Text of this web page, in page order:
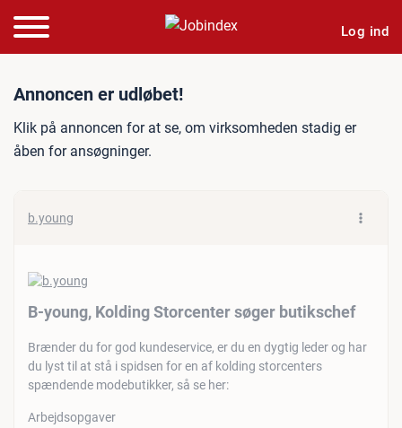
Log ind
Jobannonce: B-young,
Annoncen er udløbet!
Klik på annoncen for at se, om virksomheden stadig er
åben for ansøgninger.
b.young
B-young, Kolding Storcenter søger butikschef
Brænder du for god kundeservice, er du en dygtig leder og har
du lyst til at stå i spidsen for en af kolding storcenters
spændende modebutikker, så se her:
Arbejdsopgaver